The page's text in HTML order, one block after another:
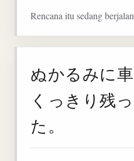
Rencana itu sedang
ぬかるみに
くっきり残
た。